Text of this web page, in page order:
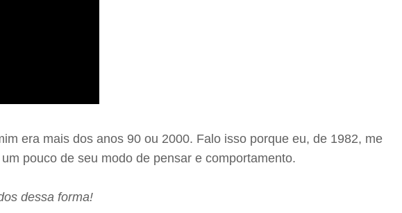
era mais dos anos 90 ou 2000. Falo isso porque eu, de 1982, me
pouco de seu modo de pensar e comportamento.
dessa forma!